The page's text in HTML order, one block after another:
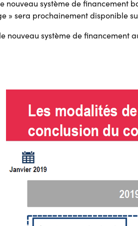
nouveau système de financement
» sera prochainement disponible
nouveau système de financement